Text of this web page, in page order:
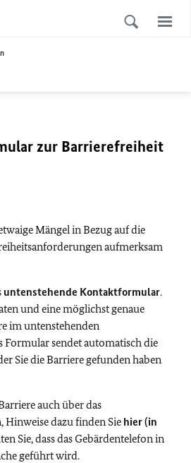
zur Barrierefreiheit
Mängel in Bezug auf die
aufmerksam
untenstehende Kontaktformular.
und eine möglichst genaue
im untenstehenden
sendet automatisch die
Sie die Barriere gefunden haben
auch über das
Hinweise dazu finden Sie hier (in
Sie, dass das Gebärdentelefon in
geführt wird.